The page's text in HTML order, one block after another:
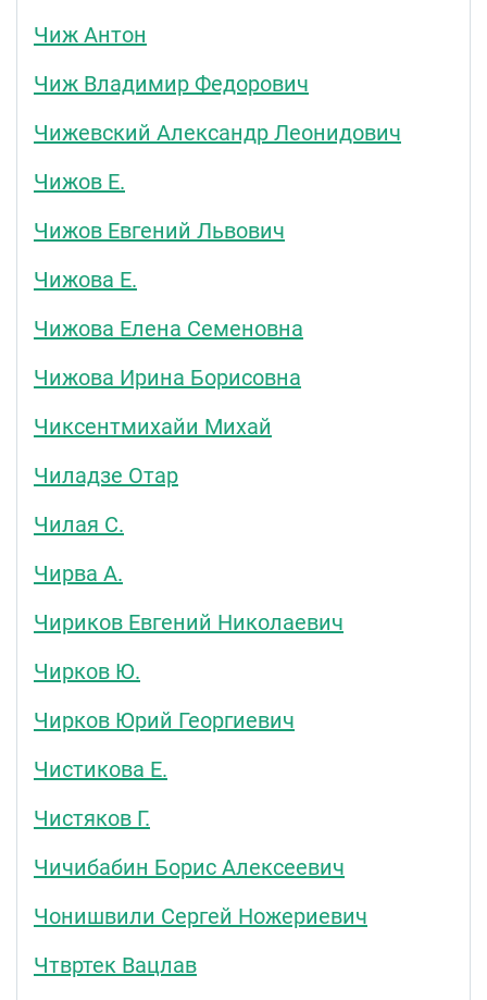
Чиж Антон
Чиж Владимир Федорович
Чижевский Александр Леонидович
Чижов Е.
Чижов Евгений Львович
Чижова Е.
Чижова Елена Семеновна
Чижова Ирина Борисовна
Чиксентмихайи Михай
Чиладзе Отар
Чилая С.
Чирва А.
Чириков Евгений Николаевич
Чирков Ю.
Чирков Юрий Георгиевич
Чистикова Е.
Чистяков Г.
Чичибабин Борис Алексеевич
Чонишвили Сергей Ножериевич
Чтвртек Вацлав